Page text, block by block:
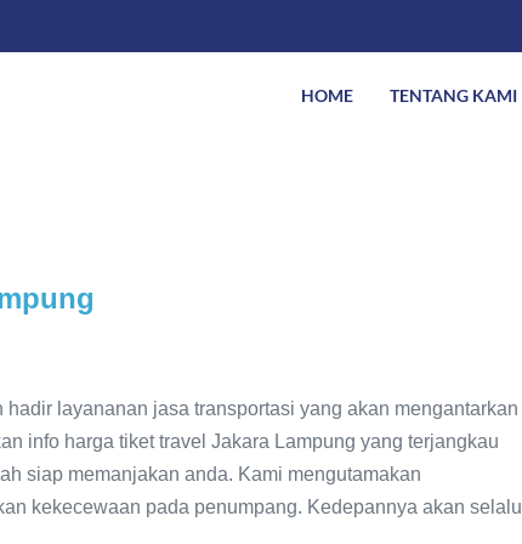
HOME TENTANG KAMI
layananan jasa transportasi yang akan mengantarkan
info harga tiket travel Jakara Lampung yang terjangkau
siap memanjakan anda. Kami mengutamakan
kekecewaan pada penumpang. Kedepannya akan selalu